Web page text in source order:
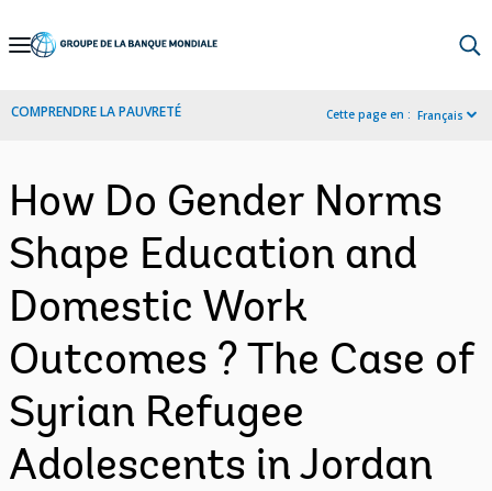
Skip
Navigation
COMPRENDRE LA PAUVRETÉ Cette page en : Français
How Do Gender Norms
Shape Education and
Domestic Work
Outcomes ? The Case of
Syrian Refugee
Adolescents in Jordan